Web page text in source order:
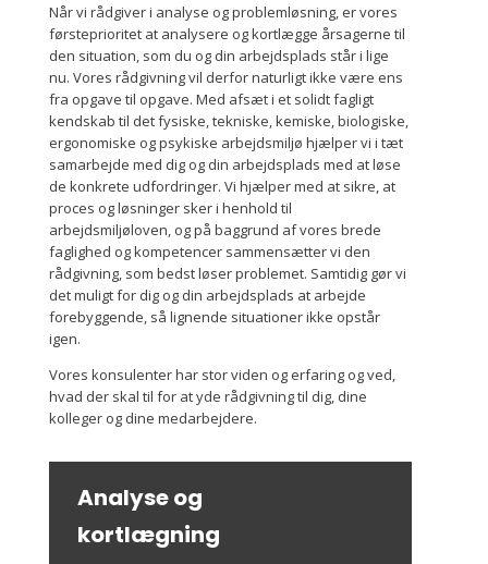
Når vi rådgiver i analyse og problemløsning, er vores
førsteprioritet at analysere og kortlægge årsagerne til
den situation, som du og din arbejdsplads står i lige
nu. Vores rådgivning vil derfor naturligt ikke være ens
fra opgave til opgave. Med afsæt i et solidt fagligt
kendskab til det fysiske, tekniske, kemiske, biologiske,
ergonomiske og psykiske arbejdsmiljø hjælper vi i tæt
samarbejde med dig og din arbejdsplads med at løse
de konkrete udfordringer. Vi hjælper med at sikre, at
proces og løsninger sker i henhold til
arbejdsmiljøloven, og på baggrund af vores brede
faglighed og kompetencer sammensætter vi den
rådgivning, som bedst løser problemet. Samtidig gør vi
det muligt for dig og din arbejdsplads at arbejde
forebyggende, så lignende situationer ikke opstår
igen.
Vores konsulenter har stor viden og erfaring og ved,
hvad der skal til for at yde rådgivning til dig, dine
kolleger og dine medarbejdere.
Analyse og
kortlægning